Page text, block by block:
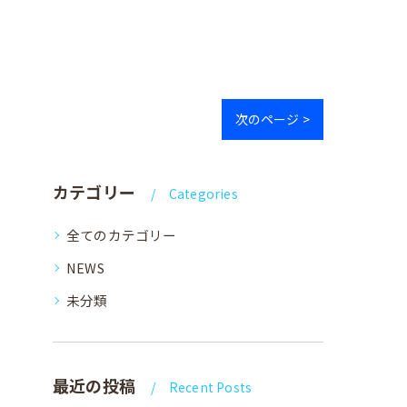
次のページ >
カテゴリー Categories
全てのカテゴリー
NEWS
未分類
最近の投稿 Recent Posts